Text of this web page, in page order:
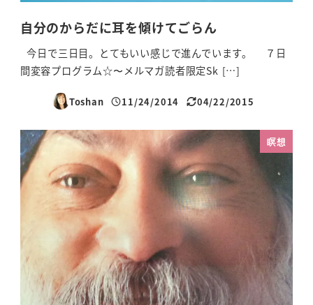
自分のからだに耳を傾けてごらん
今日で三日目。とてもいい感じで進んでいます。 ７日
間変容プログラム☆〜メルマガ読者限定Sk […]
Toshan
投稿日
11/24/2014
更新日
04/22/2015
瞑想